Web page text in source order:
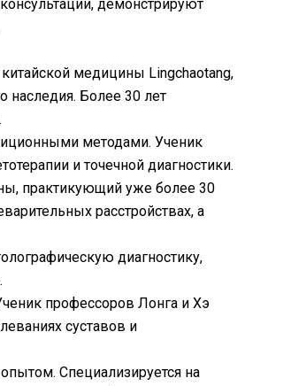
демонстрируют
медицины Lingchaotang,
наследия. Более 30 лет
методами. Ученик
и точечной диагностики.
практикующий уже более 30
расстройствах, а
диагностику,
профессоров Лонга и Хэ
суставов и
Специализируется на